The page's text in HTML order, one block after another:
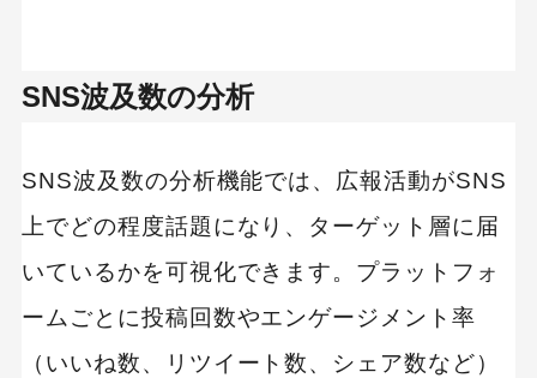
SNS波及数の分析
SNS波及数の分析機能では、広報活動がSNS
上でどの程度話題になり、ターゲット層に届
いているかを可視化できます。プラットフォ
ームごとに投稿回数やエンゲージメント率
（いいね数、リツイート数、シェア数など）